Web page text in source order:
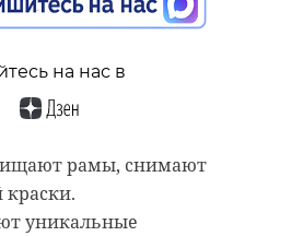
на нас в
рамы, снимают
краски.
уникальные